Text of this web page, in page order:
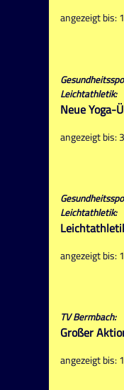
angezeigt bis:
Leichtathletik:
Neue Yoga-
angezeigt bis:
Leichtathletik:
angezeigt bis:
TV Bermbach:
Großer
angezeigt bis: